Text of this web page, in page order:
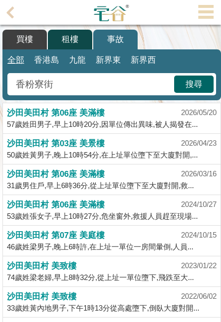
理
主
搵
樓/
成
交
業
主
放
盤
宅
谷
按
揭
地
產
博
客
地
買樓 租樓 事故
全部 香港島 九龍 新界東 新界西
搜尋
沙田美田村 第06座 美滿樓
2026/05/20
57歲姓田男子,早上10時20分,因單位傳出異味,被人揭發在...
沙田美田村 第03座 美景樓
2026/04/23
50歲姓黃男子,晚上10時54分,在上址單位墮下至大廈對開,...
沙田美田村 第06座 美滿樓
2026/03/16
31歲男住戶,早上6時36分,從上址單位墮下至大廈對開,救...
沙田美田村 第06座 美滿樓
2024/10/27
53歲姓張女子,早上10時27分,危坐窗外,救援人員趕至現場...
沙田美田村 第07座 美庭樓
2024/10/15
46歲姓梁男子,晚上6時許,在上址一單位一房間暈倒,人員...
沙田美田村 美致樓
2023/01/22
74歲姓梁老婦,早上8時32分,從上址一單位墮下,飛跌至大...
沙田美田村 美致樓
2022/06/02
33歲姓黃內地男子,下午1時13分從高處墮下,倒臥大廈對開...